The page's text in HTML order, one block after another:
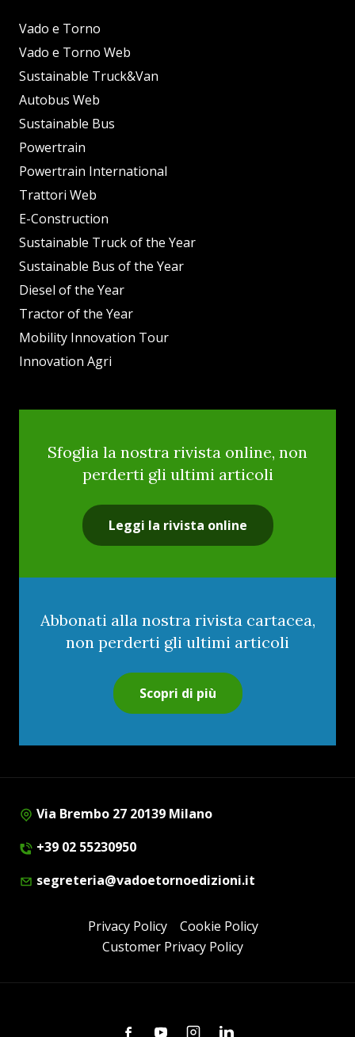
Vado e Torno
Vado e Torno Web
Sustainable Truck&Van
Autobus Web
Sustainable Bus
Powertrain
Powertrain International
Trattori Web
E-Construction
Sustainable Truck of the Year
Sustainable Bus of the Year
Diesel of the Year
Tractor of the Year
Mobility Innovation Tour
Innovation Agri
Sfoglia la nostra rivista online, non
perderti gli ultimi articoli
Leggi la rivista online
Abbonati alla nostra rivista cartacea,
non perderti gli ultimi articoli
Scopri di più
Via Brembo 27 20139 Milano
+39 02 55230950
segreteria@vadoetornoedizioni.it
Privacy Policy
Cookie Policy
Customer Privacy Policy
FacebookYoutubeInstagramLinkedin